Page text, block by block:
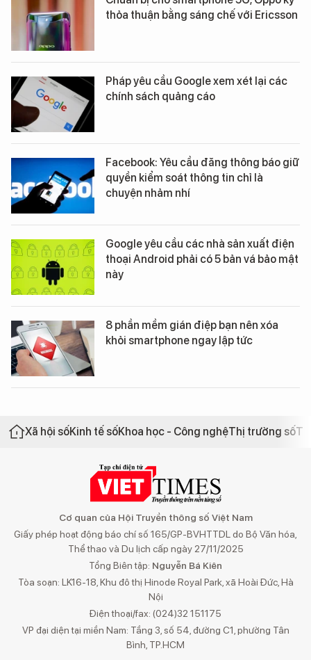
thỏa thuận bằng sáng chế với Ericsson
Pháp yêu cầu Google xem xét lại các
chính sách quảng cáo
Facebook: Yêu cầu đăng thông báo giữ
quyền kiểm soát thông tin chỉ là
chuyện nhảm nhí
Google yêu cầu các nhà sản xuất điện
thoại Android phải có 5 bản vá bảo mật
này
8 phần mềm gián điệp bạn nên xóa
khỏi smartphone ngay lập tức
Xã hội sốKinh tế sốKhoa học - Công nghệThị trường số
Cơ quan của Hội Truyền thông số Việt Nam
Giấy phép hoạt động báo chí số 165/GP-BVHTTDL do Bộ Văn hóa,
Thể thao và Du lịch cấp ngày 27/11/2025
Tổng Biên tập: Nguyễn Bá Kiên
Tòa soạn: LK16-18, Khu đô thị Hinode Royal Park, xã Hoài Đức, Hà
Nội
Điện thoại/fax: (024)32 151175
VP đại diện tại miền Nam: Tầng 3, số 54, đường C1, phường Tân
Bình, TP.HCM